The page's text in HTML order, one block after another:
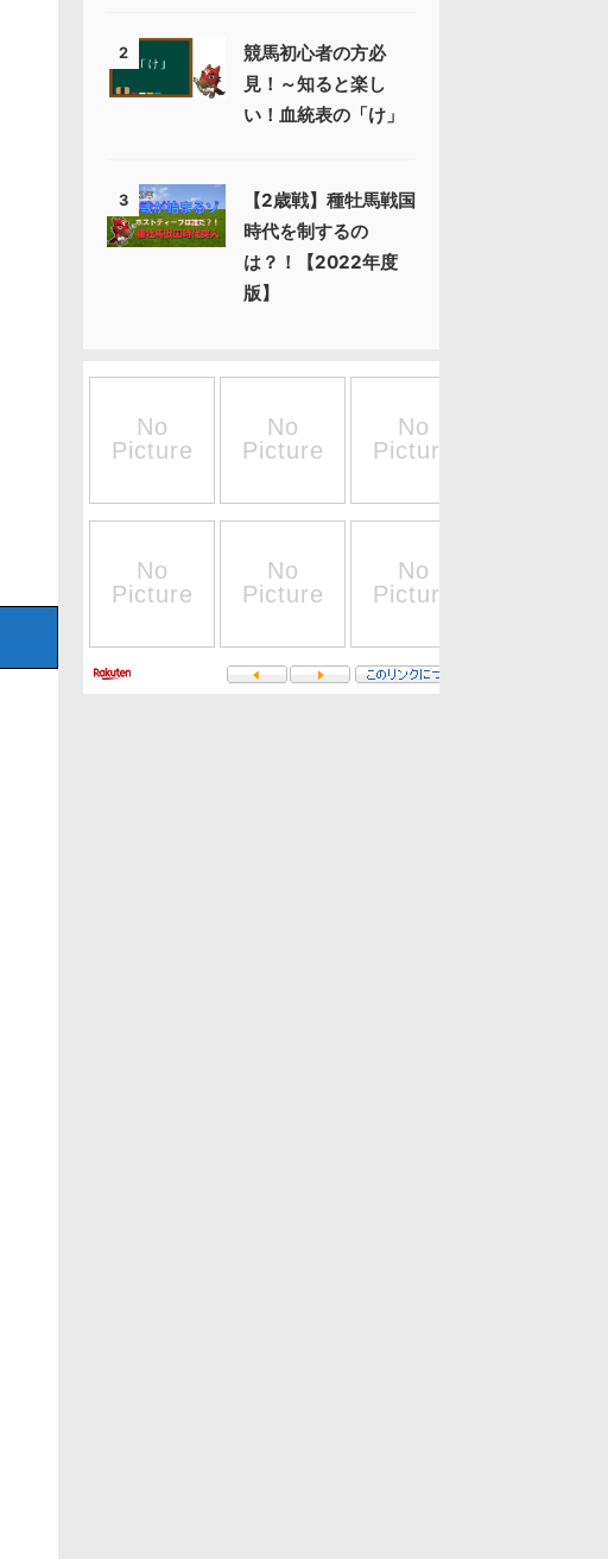
2
競馬初心者の方必
見！～知ると楽し
い！血統表の「け」
3
【2歳戦】種牡馬戦国
時代を制するの
は？！【2022年度
版】